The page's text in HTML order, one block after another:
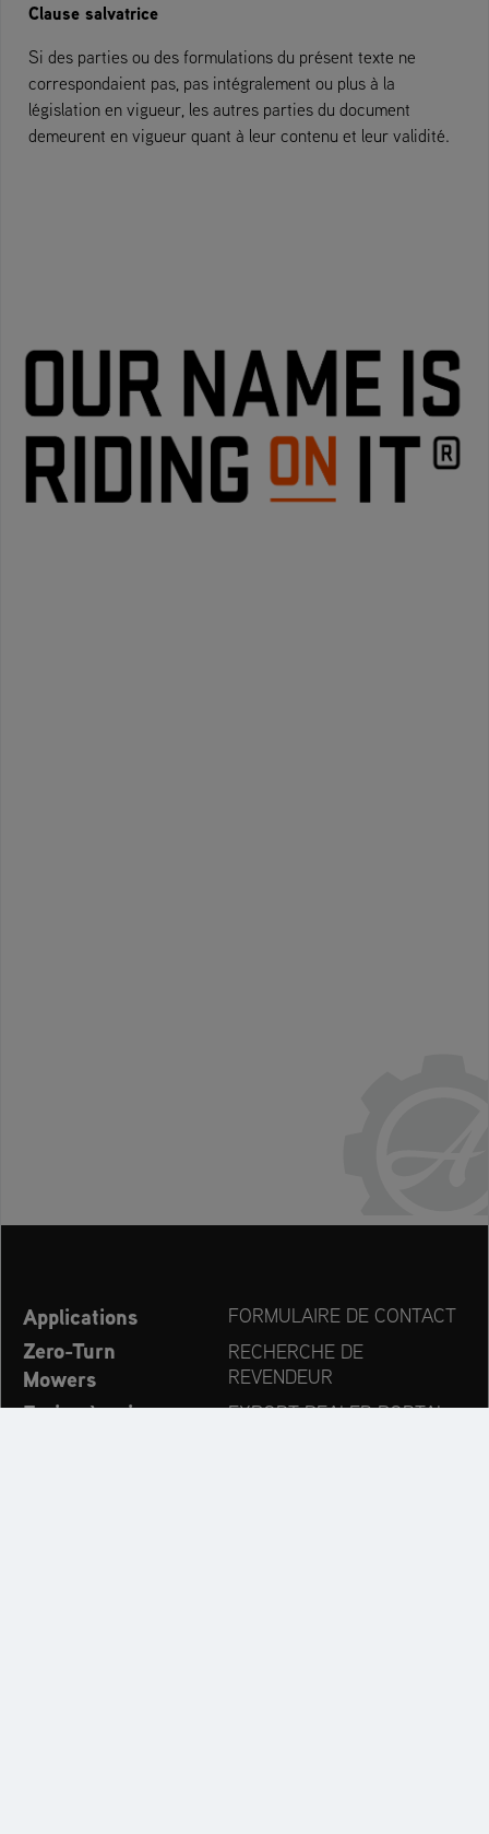
Clause salvatrice
Si des parties ou des formulations du présent texte ne
correspondaient pas, pas intégralement ou plus à la
législation en vigueur, les autres parties du document
demeurent en vigueur quant à leur contenu et leur validité.
Applications
Zero-Turn
Mowers
Fraise à neige
FORMULAIRE DE CONTACT
RECHERCHE DE
REVENDEUR
EXPORT DEALER PORTAL